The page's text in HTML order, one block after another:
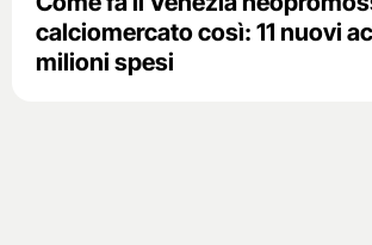
calciomercato così: 11 nuovi
milioni spesi